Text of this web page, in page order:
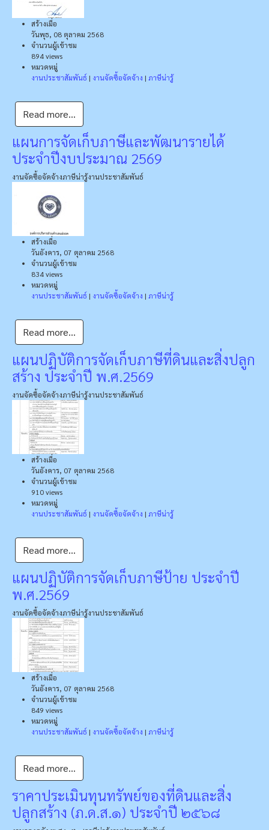
สร้างเมื่อ
วันพุธ, 08 ตุลาคม 2568
จำนวนผู้เข้าชม
894 views
หมวดหมู่
งานประชาสัมพันธ์ | งานจัดซื้อจัดจ้าง | ภาษีน่ารู้
Read more...
แผนการจัดเก็บภาษีและพัฒนารายได้
ประจำปีงบประมาณ 2569
งานจัดซื้อจัดจ้างภาษีน่ารู้งานประชาสัมพันธ์
สร้างเมื่อ
วันอังคาร, 07 ตุลาคม 2568
จำนวนผู้เข้าชม
834 views
หมวดหมู่
งานประชาสัมพันธ์ | งานจัดซื้อจัดจ้าง | ภาษีน่ารู้
Read more...
แผนปฏิบัติการจัดเก็บภาษีที่ดินและสิ่งปลูก
สร้าง ประจำปี พ.ศ.2569
งานจัดซื้อจัดจ้างภาษีน่ารู้งานประชาสัมพันธ์
สร้างเมื่อ
วันอังคาร, 07 ตุลาคม 2568
จำนวนผู้เข้าชม
910 views
หมวดหมู่
งานประชาสัมพันธ์ | งานจัดซื้อจัดจ้าง | ภาษีน่ารู้
Read more...
แผนปฏิบัติการจัดเก็บภาษีป้าย ประจำปี
พ.ศ.2569
งานจัดซื้อจัดจ้างภาษีน่ารู้งานประชาสัมพันธ์
สร้างเมื่อ
วันอังคาร, 07 ตุลาคม 2568
จำนวนผู้เข้าชม
849 views
หมวดหมู่
งานประชาสัมพันธ์ | งานจัดซื้อจัดจ้าง | ภาษีน่ารู้
Read more...
ราคาประเมินทุนทรัพย์ของที่ดินและสิ่ง
ปลูกสร้าง (ภ.ด.ส.๑) ประจำปี ๒๕๖๘